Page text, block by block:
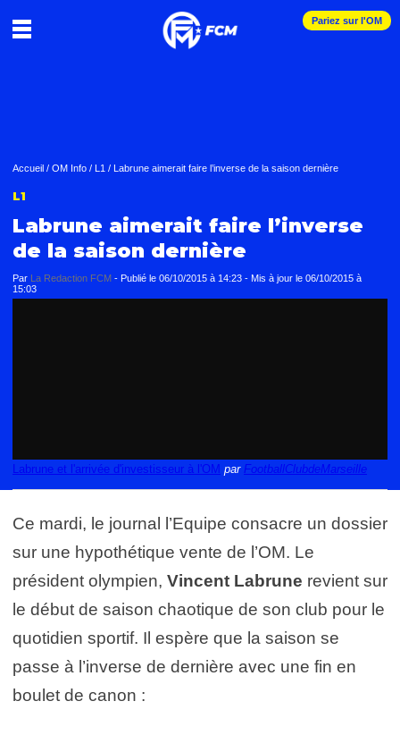
Pariez sur l'OM
Accueil / OM Info / L1 / Labrune aimerait faire l’inverse de la saison dernière
L1
Labrune aimerait faire l’inverse
de la saison dernière
Par La Redaction FCM - Publié le 06/10/2015 à 14:23 - Mis à jour le 06/10/2015 à
15:03
Labrune et l'arrivée d'investisseur à l'OM par FootballClubdeMarseille
Ce mardi, le journal l’Equipe consacre un dossier
sur une hypothétique vente de l’OM. Le
président olympien, Vincent Labrune revient sur
le début de saison chaotique de son club pour le
quotidien sportif. Il espère que la saison se
passe à l’inverse de dernière avec une fin en
boulet de canon :